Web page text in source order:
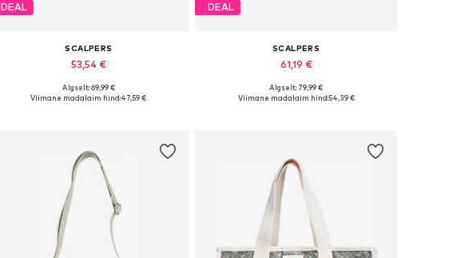
DEAL
SCALPERS
53,54 €
Saadaolevad suurused: One Size
Algselt: 69,99 €
Viimane madalaim hind:47,59 €
DEAL
SCALPERS
61,19 €
Saadaolevad suurused: One Size
Algselt: 79,99 €
Viimane madalaim hind:54,39 €